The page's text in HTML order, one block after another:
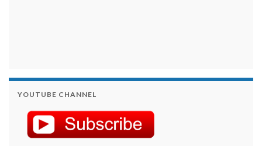
YOUTUBE CHANNEL